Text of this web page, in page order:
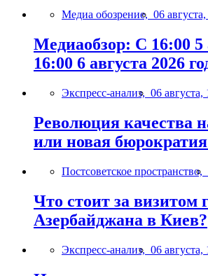
Медиа обозрение, 06
Медиаобзор: С 16:00 5
16:00 6 августа 2026
Экспресс-анализ, 06 августа,
Революция качества
или новая
Постсоветское пространство,
Что стоит за
Азербайджана в Киев?
Экспресс-анализ, 06 августа,